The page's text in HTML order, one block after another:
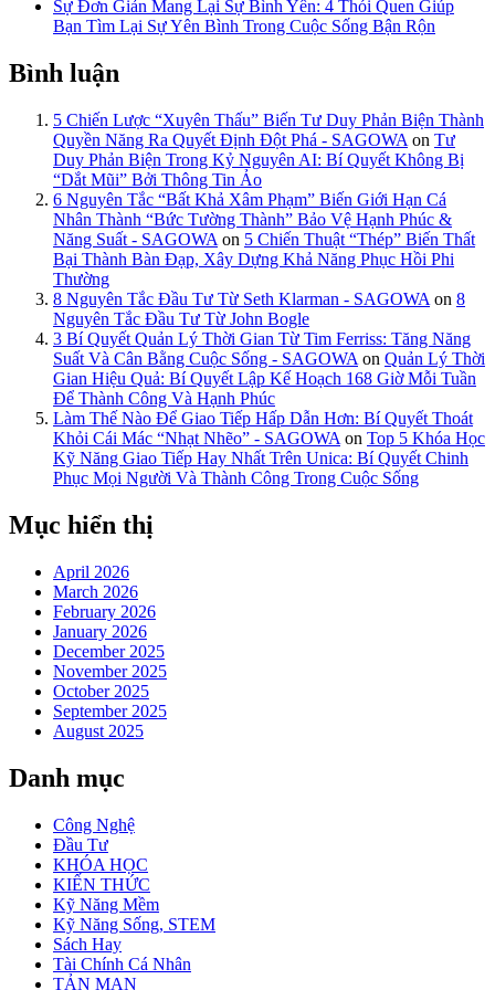
Sự Đơn Giản Mang Lại Sự Bình Yên: 4 Thói Quen Giúp
Bạn Tìm Lại Sự Yên Bình Trong Cuộc Sống Bận Rộn
Bình luận
5 Chiến Lược “Xuyên Thấu” Biến Tư Duy Phản Biện Thành
Quyền Năng Ra Quyết Định Đột Phá - SAGOWA on Tư
Duy Phản Biện Trong Kỷ Nguyên AI: Bí Quyết Không Bị
“Dắt Mũi” Bởi Thông Tin Ảo
6 Nguyên Tắc “Bất Khả Xâm Phạm” Biến Giới Hạn Cá
Nhân Thành “Bức Tường Thành” Bảo Vệ Hạnh Phúc &
Năng Suất - SAGOWA on 5 Chiến Thuật “Thép” Biến Thất
Bại Thành Bàn Đạp, Xây Dựng Khả Năng Phục Hồi Phi
Thường
8 Nguyên Tắc Đầu Tư Từ Seth Klarman - SAGOWA on 8
Nguyên Tắc Đầu Tư Từ John Bogle
3 Bí Quyết Quản Lý Thời Gian Từ Tim Ferriss: Tăng Năng
Suất Và Cân Bằng Cuộc Sống - SAGOWA on Quản Lý Thời
Gian Hiệu Quả: Bí Quyết Lập Kế Hoạch 168 Giờ Mỗi Tuần
Để Thành Công Và Hạnh Phúc
Làm Thế Nào Để Giao Tiếp Hấp Dẫn Hơn: Bí Quyết Thoát
Khỏi Cái Mác “Nhạt Nhẽo” - SAGOWA on Top 5 Khóa Học
Kỹ Năng Giao Tiếp Hay Nhất Trên Unica: Bí Quyết Chinh
Phục Mọi Người Và Thành Công Trong Cuộc Sống
Mục hiển thị
April 2026
March 2026
February 2026
January 2026
December 2025
November 2025
October 2025
September 2025
August 2025
Danh mục
Công Nghệ
Đầu Tư
KHÓA HỌC
KIẾN THỨC
Kỹ Năng Mềm
Kỹ Năng Sống, STEM
Sách Hay
Tài Chính Cá Nhân
TẢN MẠN